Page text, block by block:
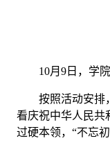
10月 9日，学
按照活动安排
看庆祝中华人民共
过硬本领，“不忘